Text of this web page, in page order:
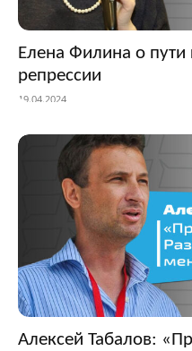
Елена Филина о пути
репрессии
19.04.2024
Алексей Табалов: